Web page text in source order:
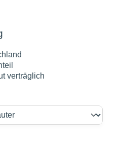
verträglich